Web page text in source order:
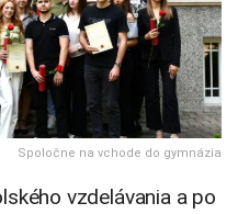
Spoločne na vchode do gymnázia
vzdelávania a po